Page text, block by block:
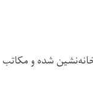
شده و مکاتب